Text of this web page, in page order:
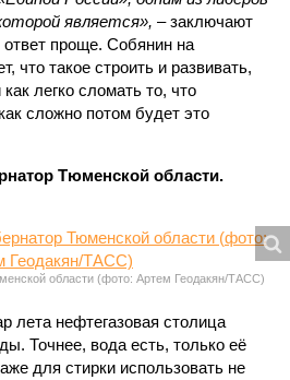
является», – заключают
проще. Собянин на
что такое строить и развивать,
легко сломать то, что
сложно потом будет это
Тюменской области.
области (фото: Артем Геодакян/ТАСС)
лета нефтегазовая столица
Точнее, вода есть, только её
для стирки использовать не